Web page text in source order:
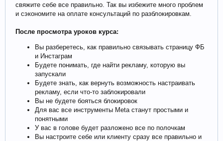
свяжите себе все правильно. Так вы избежите много проблем
и сэкономите на оплате консультаций по разблокировкам.
После просмотра уроков курса:
Вы разберетесь, как правильно связывать страницу ФБ
и Инстаграм
Будете понимать, где найти рекламу, которую вы
запускали
Будете знать, как вернуть возможность настраивать
рекламу, если что-то заблокировали
Вы не будете бояться блокировок
Для вас все инструменты Meta станут простыми и
понятными
У вас в голове будет разложено все по полочкам
Вы настроите себе или клиенту сразу все правильно и